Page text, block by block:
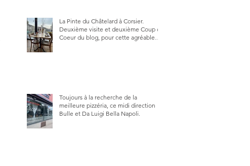
La Pinte du Châtelard à Corsier.
Deuxième visite et deuxième Coup de
Coeur du blog, pour cette agréable
Toujours à la recherche de la
meilleure pizzéria, ce midi direction
Bulle et Da Luigi Bella Napoli.